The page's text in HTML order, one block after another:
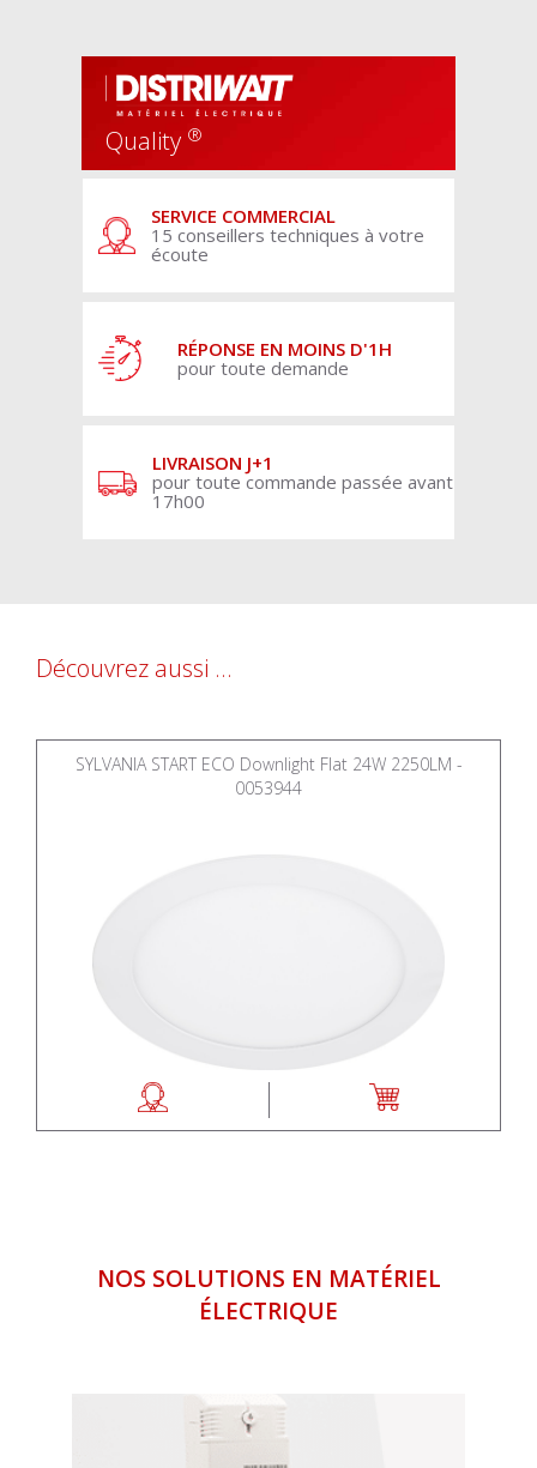
Quality ®
SERVICE COMMERCIAL
15 conseillers techniques à votre
écoute
RÉPONSE EN MOINS D'1H
pour toute demande
LIVRAISON J+1
pour toute commande passée avant
17h00
Découvrez aussi ...
SYLVANIA START ECO Downlight Flat 24W 2250LM -
0053944
NOS SOLUTIONS EN MATÉRIEL
ÉLECTRIQUE